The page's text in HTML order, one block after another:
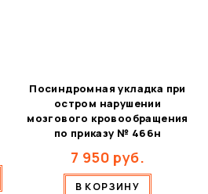
Посиндромная укладка при
остром нарушении
мозгового кровообращения
по приказу № 466н
7 950 руб.
В КОРЗИНУ